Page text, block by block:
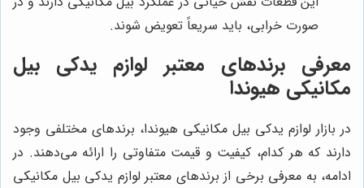
صورت خرابی، باید سریعاً تعویض شوند.
معرفی برندهای معتبر لوازم یدکی بیل
مکانیکی هیوندا
در بازار لوازم یدکی بیل مکانیکی هیوندا، برندهای مختلفی وجود
دارند که هر کدام، کیفیت و قیمت متفاوتی را ارائه می‌دهند. در
ادامه، به معرفی برخی از برندهای معتبر لوازم یدکی بیل مکانیکی